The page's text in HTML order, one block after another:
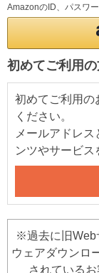
AmazonのID、パスワ
初めてご利用
初めてご利用の
ください。
メールアドレ
ンツやサービス
※過去に旧Web
ウェアダウンロ
されている